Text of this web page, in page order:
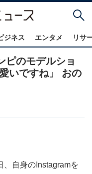
ジネス エンタメ リサ
ピのモデルショ
いですね」 おの
、自身のInstagramを